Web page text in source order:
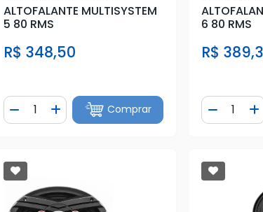
ALTOFALANTE MULTISYSTEM
5 80 RMS
R$ 348,50
Diminuir Quantidade
Quantidade
Adicionar Quantidade
Comprar
6 80 RMS
R$